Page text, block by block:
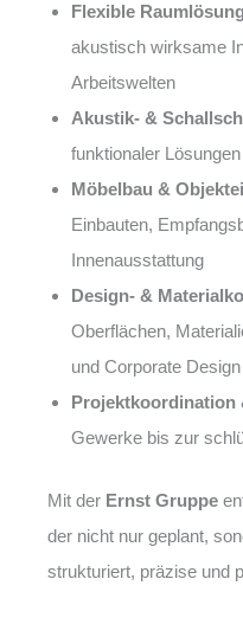
Flexible
akustisch wirksame
Arbeitswelten
Akustik- &
funktionaler
Möbelbau &
Einbauten,
Innenausstattung
Design- &
Oberflächen,
und Corporate Design
Projektkoordination
Gewerke bis zur
Mit der Ernst Gruppe
der nicht nur geplant,
strukturiert, präzise und